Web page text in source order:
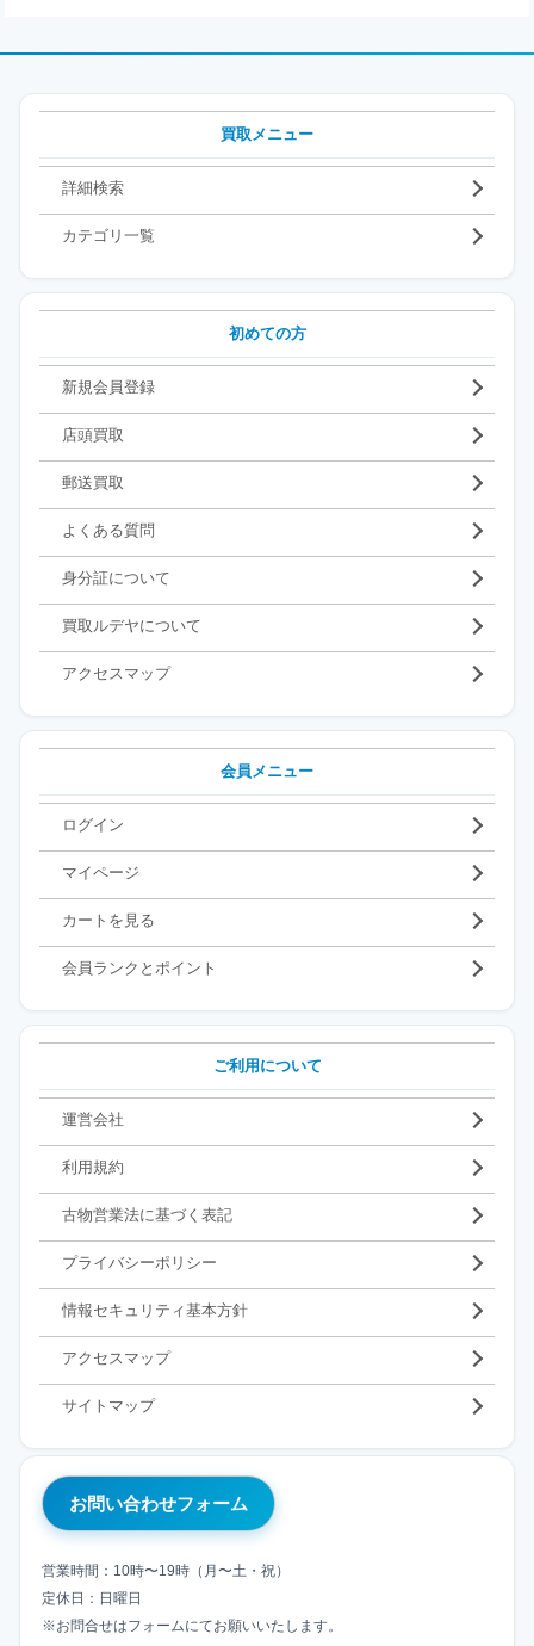
買取メニュー
詳細検索
カテゴリ一覧
初めての方
新規会員登録
店頭買取
郵送買取
よくある質問
身分証について
買取ルデヤについて
アクセスマップ
会員メニュー
ログイン
マイページ
カートを見る
会員ランクとポイント
ご利用について
運営会社
利用規約
古物営業法に基づく表記
プライバシーポリシー
情報セキュリティ基本方針
アクセスマップ
サイトマップ
お問い合わせフォーム
営業時間：10時〜19時（月〜土・祝）
定休日：日曜日
※お問合せはフォームにてお願いいたします。